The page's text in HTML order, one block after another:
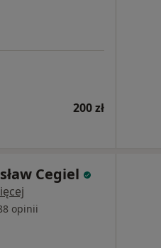
200 zł
Cegiel
opinii